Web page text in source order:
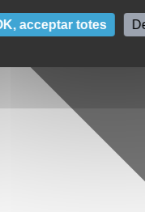
acceptar totes